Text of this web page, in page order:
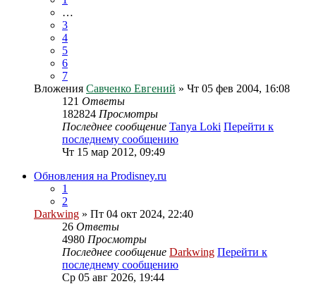
…
3
4
5
6
7
Вложения Савченко Евгений » Чт 05 фев 2004, 16:08
121 Ответы
182824 Просмотры
Последнее сообщение Tanya Loki Перейти к
последнему сообщению
Чт 15 мар 2012, 09:49
Обновления на Prodisney.ru
1
2
Darkwing » Пт 04 окт 2024, 22:40
26 Ответы
4980 Просмотры
Последнее сообщение Darkwing Перейти к
последнему сообщению
Ср 05 авг 2026, 19:44